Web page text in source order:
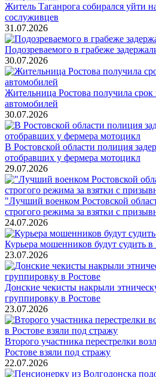
Житель Таганрога собирался уйти
сослуживцев
31.07.2026
Подозреваемого в грабеже
30.07.2026
Жительница Ростова получила срок
автомобилей
30.07.2026
В Ростовской области полиция
отобравших у фермера мотоцикл
29.07.2026
"Лучший военком Ростовской
строгого режима за взятки с
24.07.2026
Курьера мошенников будут судить в
23.07.2026
Донские чекисты накрыли
группировку в Ростове
23.07.2026
Второго участника перестрелки
Ростове взяли под стражу
22.07.2026